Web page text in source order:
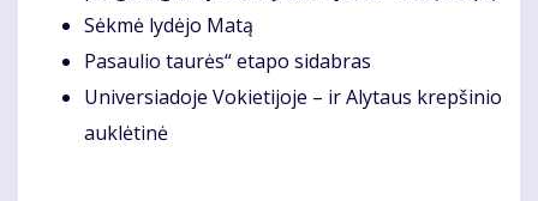
Sėkmė lydėjo Matą
Pasaulio taurės“ etapo sidabras
Universiadoje Vokietijoje – ir Alytaus krepšinio
auklėtinė